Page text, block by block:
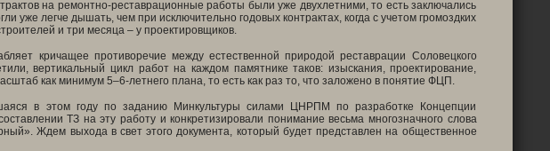
на ремонтно-реставрационные работы были уже двухлетними, то есть заключались
уже легче дышать, чем при исключительно годовых контрактах, когда с учетом громоздких
и три месяца – у проектировщиков.
кричащее противоречие между естественной природой реставрации Соловецкого
вертикальный цикл работ на каждом памятнике таков: изыскания, проектирование,
как минимум 5–6-летнего плана, то есть как раз то, что заложено в понятие ФЦП.
в этом году по заданию Минкультуры силами ЦНРПМ по разработке Концепции
ТЗ на эту работу и конкретизировали понимание весьма многозначного слова
Ждем выхода в свет этого документа, который будет представлен на общественное